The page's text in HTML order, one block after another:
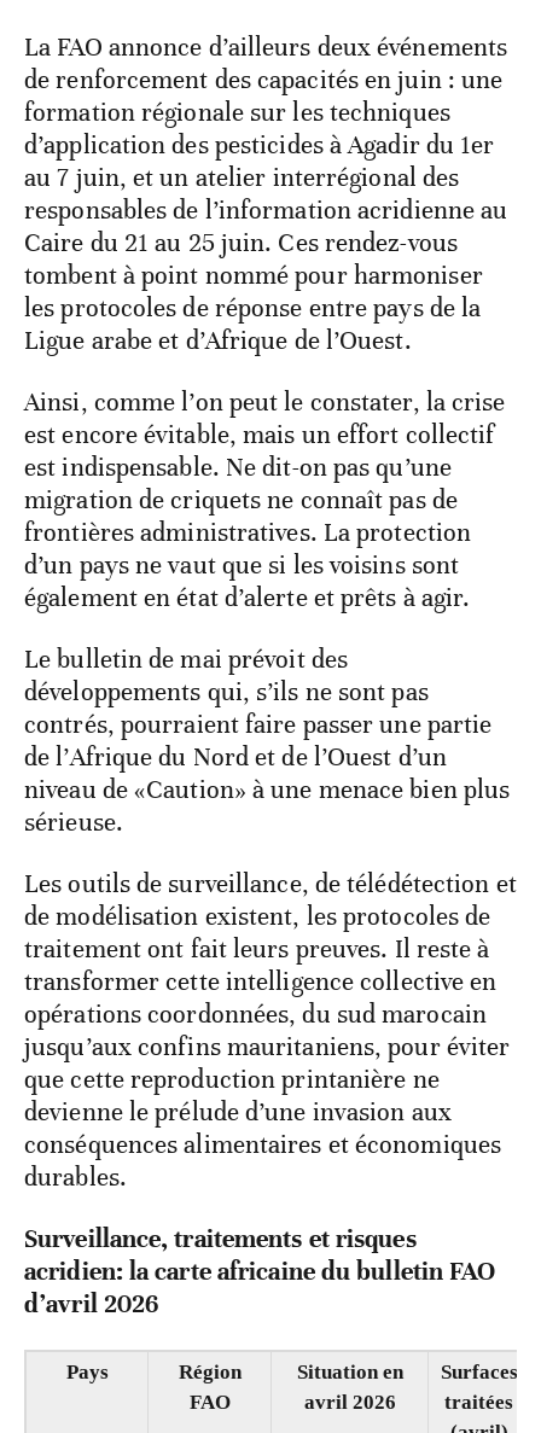
Lire aussi :Engrais: comment
l’Afrique pourrait réduire sa
dépendance aux importations
La FAO annonce d’ailleurs deux événements
de renforcement des capacités en juin : une
formation régionale sur les techniques
d’application des pesticides à Agadir du 1er
au 7 juin, et un atelier interrégional des
responsables de l’information acridienne au
Caire du 21 au 25 juin. Ces rendez-vous
tombent à point nommé pour harmoniser
les protocoles de réponse entre pays de la
Ligue arabe et d’Afrique de l’Ouest.
Ainsi, comme l’on peut le constater, la crise
est encore évitable, mais un effort collectif
est indispensable. Ne dit-on pas qu’une
migration de criquets ne connaît pas de
frontières administratives. La protection
d’un pays ne vaut que si les voisins sont
également en état d’alerte et prêts à agir.
Le bulletin de mai prévoit des
développements qui, s’ils ne sont pas
contrés, pourraient faire passer une partie
de l’Afrique du Nord et de l’Ouest d’un
niveau de «Caution» à une menace bien plus
sérieuse.
Les outils de surveillance, de télédétection et
de modélisation existent, les protocoles de
traitement ont fait leurs preuves. Il reste à
transformer cette intelligence collective en
opérations coordonnées, du sud marocain
jusqu’aux confins mauritaniens, pour éviter
que cette reproduction printanière ne
devienne le prélude d’une invasion aux
durables.
Surveillance, traitements et risques